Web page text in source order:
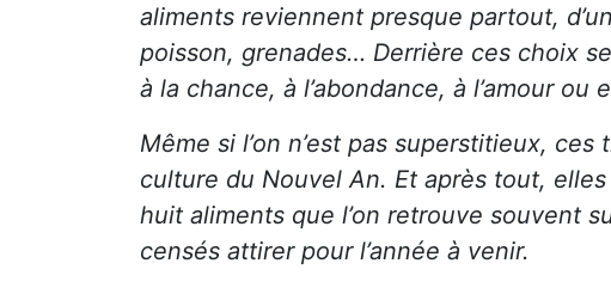
aliments reviennent presque partout,
poisson, grenades… Derrière ces choix
à la chance, à l’abondance, à l’amour ou
Même si l’on n’est pas superstitieux,
culture du Nouvel An. Et après tout,
huit aliments que l’on retrouve souvent
censés attirer pour l’année à venir.